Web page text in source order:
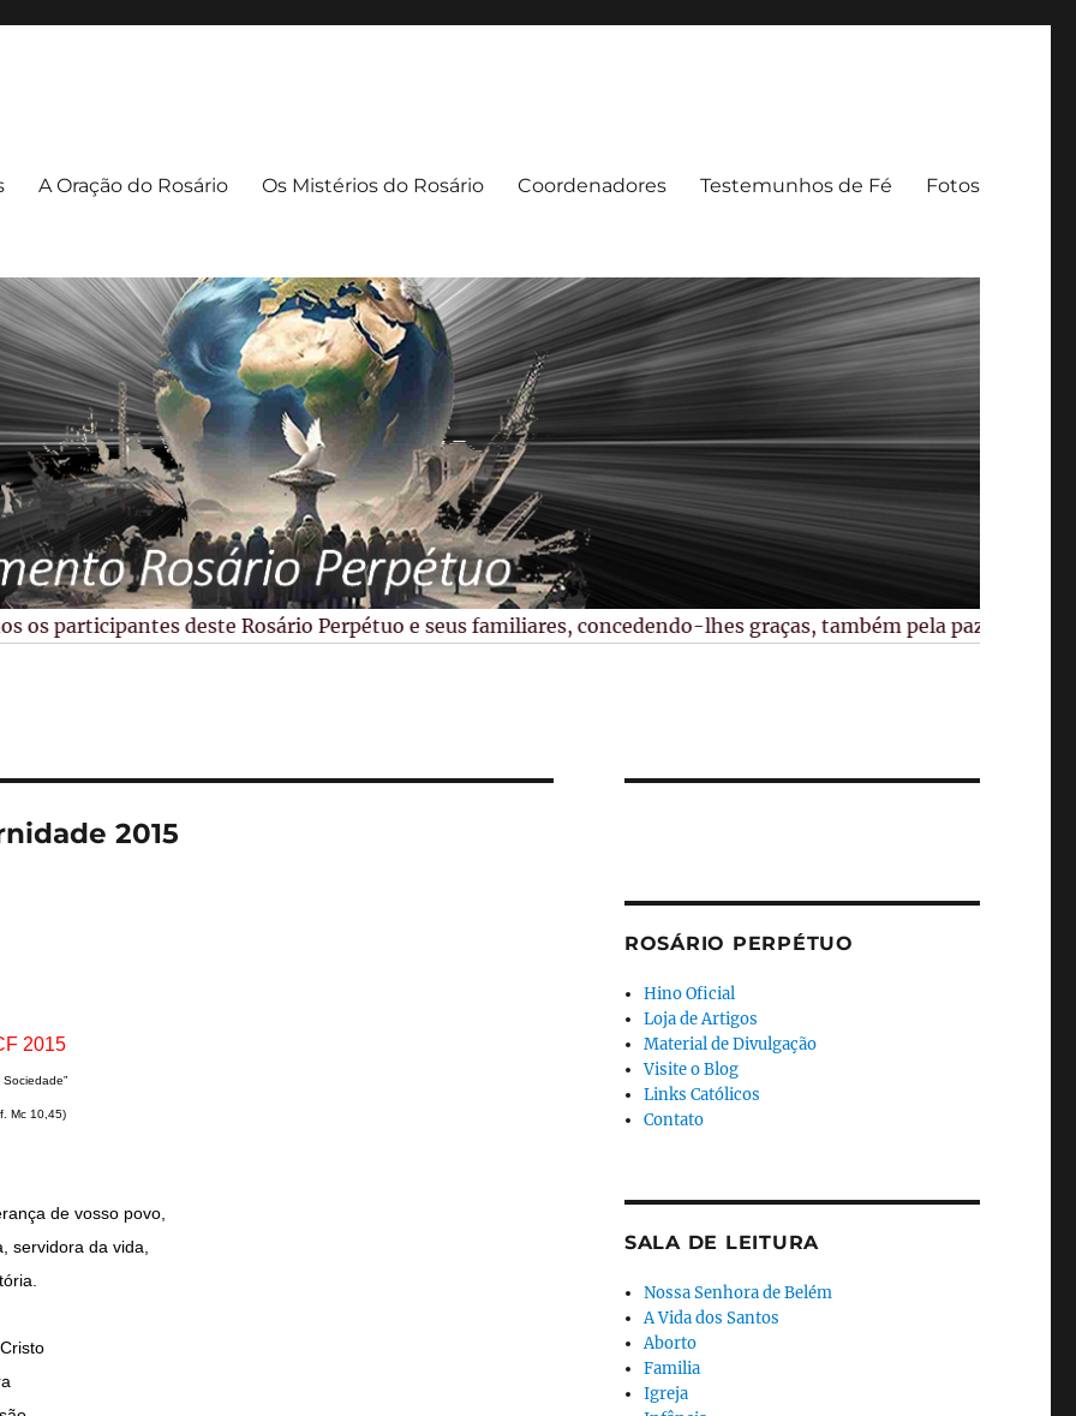
A Oração do Rosário Os Mistérios do Rosário Coordenadores Testemunhos de Fé Fotos
os participantes deste Rosário Perpétuo e seus familiares, concedendo-lhes graças, também pela paz no
2015
2015
Sociedade”
Mc 10,45)
de vosso povo,
servidora da vida,
ROSÁRIO PERPÉTUO
Hino Oficial
Loja de Artigos
Material de Divulgação
Visite o Blog
Links Católicos
Contato
SALA DE LEITURA
Nossa Senhora de Belém
A Vida dos Santos
Aborto
Familia
Igreja